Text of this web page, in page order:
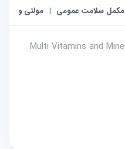
مکمل سلامت عمومی مولتی